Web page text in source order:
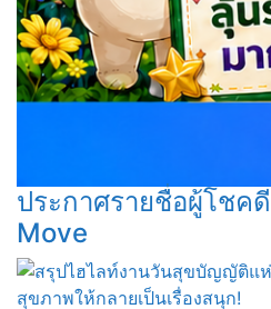
ประกาศรายชื่อผู้โชค
Move